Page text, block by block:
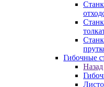
Гибочные
Назад